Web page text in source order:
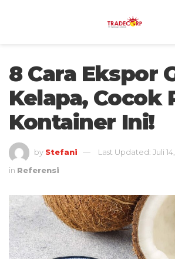
8 Cara Ekspor
Kelapa, Cocok
Kontainer Ini!
by Stefani
Last Updated: Juli
in Referensi